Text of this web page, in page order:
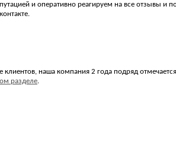
и оперативно реагируем на все отзывы и
клиентов, наша компания 2 года подряд
разделе.